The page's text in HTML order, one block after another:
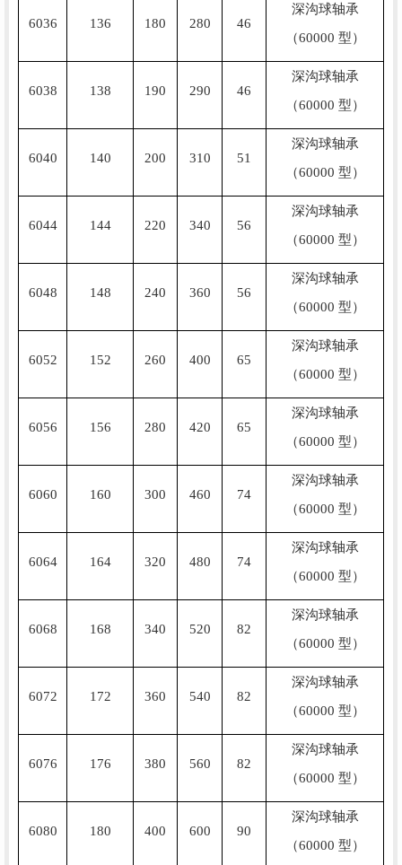
6036 136 180 280 46
深沟球轴承
（60000 型）
6038 138 190 290 46
深沟球轴承
（60000 型）
6040 140 200 310 51
深沟球轴承
（60000 型）
6044 144 220 340 56
深沟球轴承
（60000 型）
6048 148 240 360 56
深沟球轴承
（60000 型）
6052 152 260 400 65
深沟球轴承
（60000 型）
6056 156 280 420 65
深沟球轴承
（60000 型）
6060 160 300 460 74
深沟球轴承
（60000 型）
6064 164 320 480 74
深沟球轴承
（60000 型）
6068 168 340 520 82
深沟球轴承
（60000 型）
6072 172 360 540 82
深沟球轴承
（60000 型）
6076 176 380 560 82
深沟球轴承
（60000 型）
6080 180 400 600 90
深沟球轴承
（60000 型）